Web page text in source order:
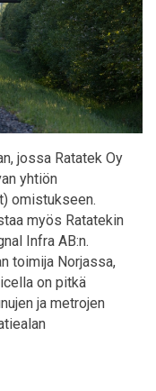
jossa Ratatek Oy
yhtiön
omistukseen.
myös Ratatekin
Infra AB:n.
toimija Norjassa,
on pitkä
ja metrojen